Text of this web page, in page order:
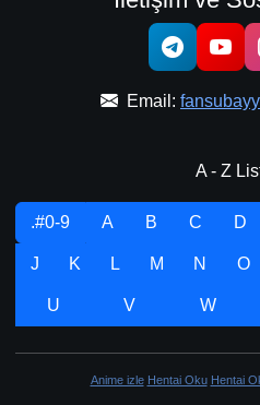
Email:
A - Z
.#0-9 A B C D
J K L M N O
U V W
Anime izle Hentai Oku Hentai